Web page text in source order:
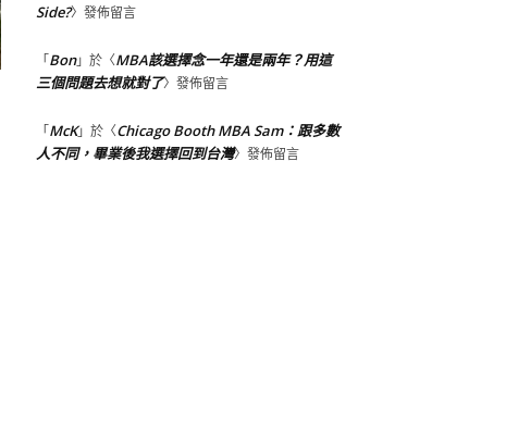
Side?〉發佈留言
「Bon」於〈MBA該選擇念一年還是兩年？用這
三個問題去想就對了〉發佈留言
「McK」於〈Chicago Booth MBA Sam：跟多數
人不同，畢業後我選擇回到台灣〉發佈留言